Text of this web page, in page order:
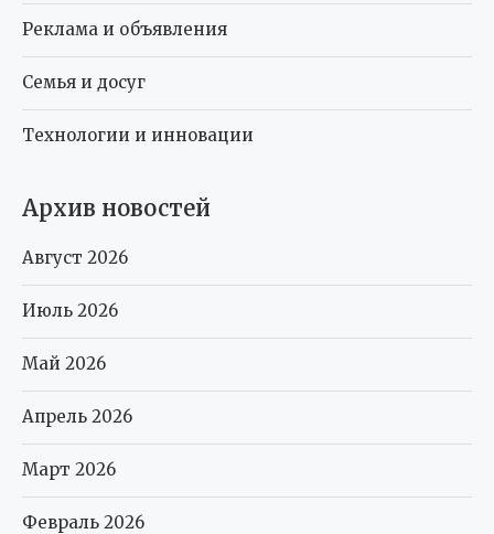
Реклама и объявления
Семья и досуг
Технологии и инновации
Архив новостей
Август 2026
Июль 2026
Май 2026
Апрель 2026
Март 2026
Февраль 2026